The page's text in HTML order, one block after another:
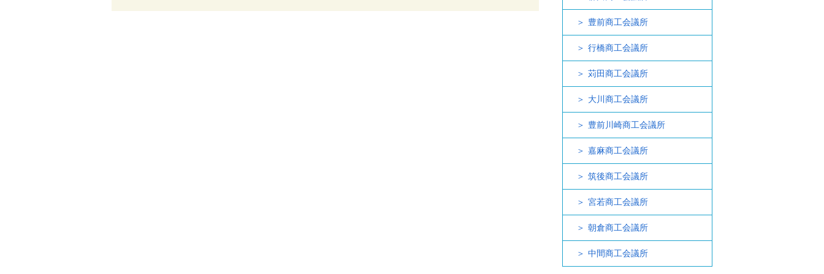
豊前商工会議所
行橋商工会議所
苅田商工会議所
大川商工会議所
豊前川崎商工会議所
嘉麻商工会議所
筑後商工会議所
宮若商工会議所
朝倉商工会議所
中間商工会議所